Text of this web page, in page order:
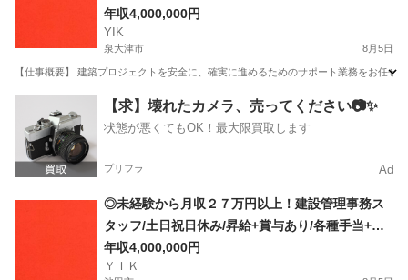
完備
年収4,000,000円
YIK
泉大津市 8月5日
【仕事概要】 建築プロジェクトを安全に、確実に進めるためのサポート業務をお任
事務 未経験
【求】壊れたカメラ、売ってください📷✨
状態が悪くてもOK！最大限買取します
プリフラ Ad
◎未経験から月収２７万円以上！建設管理事務ス
タッフ/土日祝日休み/昇給+賞与あり/各種手当+寮
完備
年収4,000,000円
ＹＩＫ